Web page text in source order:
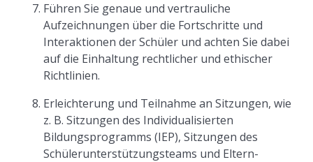
Führen Sie genaue und vertrauliche
Aufzeichnungen über die Fortschritte und
Interaktionen der Schüler und achten Sie dabei
auf die Einhaltung rechtlicher und ethischer
Richtlinien.
Erleichterung und Teilnahme an Sitzungen, wie
z. B. Sitzungen des Individualisierten
Bildungsprogramms (IEP), Sitzungen des
Schülerunterstützungsteams und Eltern-